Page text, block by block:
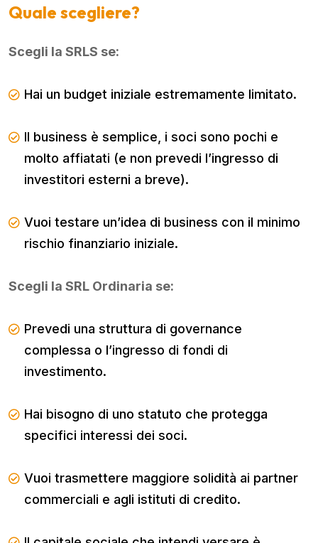
Quale scegliere?
Scegli la SRLS se:
Hai un budget iniziale estremamente limitato.
Il business è semplice, i soci sono pochi e
molto affiatati (e non prevedi l’ingresso di
investitori esterni a breve).
Vuoi testare un’idea di business con il minimo
rischio finanziario iniziale.
Scegli la SRL Ordinaria se:
Prevedi una struttura di governance
complessa o l’ingresso di fondi di
investimento.
Hai bisogno di uno statuto che protegga
specifici interessi dei soci.
Vuoi trasmettere maggiore solidità ai partner
commerciali e agli istituti di credito.